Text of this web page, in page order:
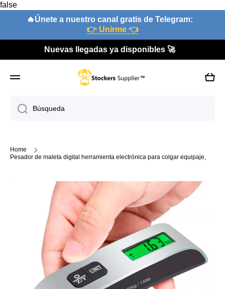
false
Ir directamente al contenido
🔥Únete a nuestro canal gratis de Telegram:
👉 Unirme 👈
Nuevas llegadas ya disponibles 🚀
Búsqueda
Home
Pesador de maleta digital herramienta electrónica para colgar equipaje,
Ir directamente a la información del producto